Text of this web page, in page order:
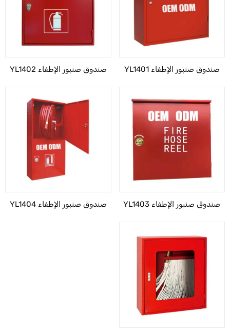
صندوق صنبور الإطفاء YL1401 صندوق صنبور الإطفاء YL1402
صندوق صنبور الإطفاء YL1403 صندوق صنبور الإطفاء YL1404